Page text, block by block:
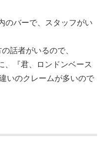
のバーで、スタッフがい
話者がいるので、
、『君、ロンドンベース
いのクレームが多いので